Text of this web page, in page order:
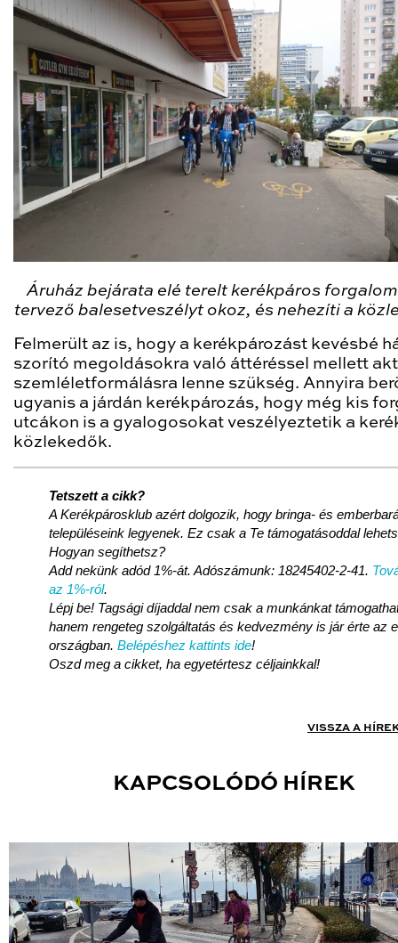
Áruház bejárata elé terelt kerékpáros
tervező balesetveszélyt okoz, és nehezíti a
Felmerült az is, hogy a kerékpározást kevésbé
szorító megoldásokra való áttéréssel mellett
szemléletformálásra lenne szükség. Annyira
ugyanis a járdán kerékpározás, hogy még kis
utcákon is a gyalogosokat veszélyeztetik a
közlekedők.
Tetszett a cikk?
A Kerékpárosklub azért dolgozik, hogy bringa- és
településeink legyenek. Ez csak a Te támogatásoddal
Hogyan segíthetsz?
Add nekünk adód 1%-át. Adószámunk: 18245402-2-41.
az 1%-ról.
Lépj be! Tagsági díjaddal nem csak a munkánkat
hanem rengeteg szolgáltatás és kedvezmény is jár érte az
országban. Belépéshez kattints ide!
Oszd meg a cikket, ha egyetértesz céljainkkal!
VISSZA A
KAPCSOLÓDÓ HÍREK